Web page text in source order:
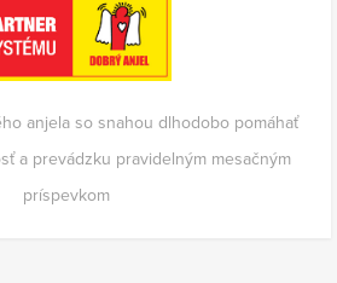
anjela so snahou dlhodobo pomáhať
a prevádzku pravidelným mesačným
príspevkom